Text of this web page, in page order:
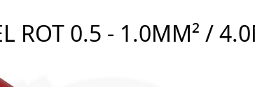
ROT 0.5 - 1.0MM² /